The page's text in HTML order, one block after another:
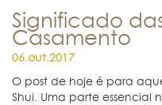
Significado
Casamento
06.out.2017
O post de hoje é para
Shui. Uma parte